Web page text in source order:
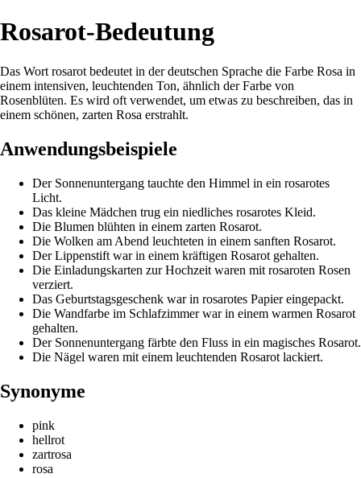
Rosarot-Bedeutung
Das Wort rosarot bedeutet in der deutschen Sprache die Farbe Rosa in
einem intensiven, leuchtenden Ton, ähnlich der Farbe von
Rosenblüten. Es wird oft verwendet, um etwas zu beschreiben, das in
einem schönen, zarten Rosa erstrahlt.
Anwendungsbeispiele
Der Sonnenuntergang tauchte den Himmel in ein rosarotes
Licht.
Das kleine Mädchen trug ein niedliches rosarotes Kleid.
Die Blumen blühten in einem zarten Rosarot.
Die Wolken am Abend leuchteten in einem sanften Rosarot.
Der Lippenstift war in einem kräftigen Rosarot gehalten.
Die Einladungskarten zur Hochzeit waren mit rosaroten Rosen
verziert.
Das Geburtstagsgeschenk war in rosarotes Papier eingepackt.
Die Wandfarbe im Schlafzimmer war in einem warmen Rosarot
gehalten.
Der Sonnenuntergang färbte den Fluss in ein magisches Rosarot.
Die Nägel waren mit einem leuchtenden Rosarot lackiert.
Synonyme
pink
hellrot
zartrosa
rosa